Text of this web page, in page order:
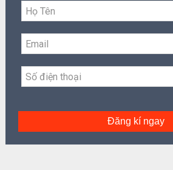
Đăng kí ngay